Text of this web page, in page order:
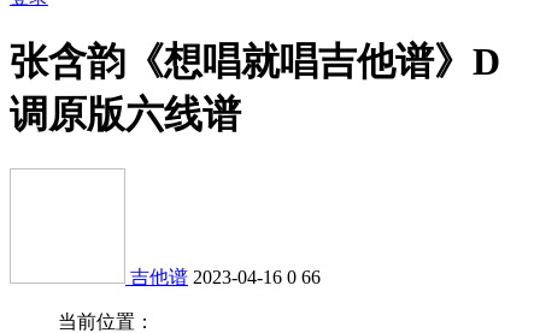
张含韵《想唱就唱吉他谱》D
调原版六线谱
吉他谱 2023-04-16 0 66
当前位置：